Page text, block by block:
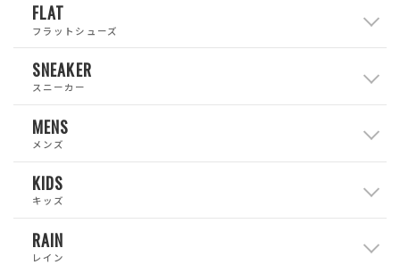
FLAT
フラットシューズ
SNEAKER
スニーカー
MENS
メンズ
KIDS
キッズ
RAIN
レイン